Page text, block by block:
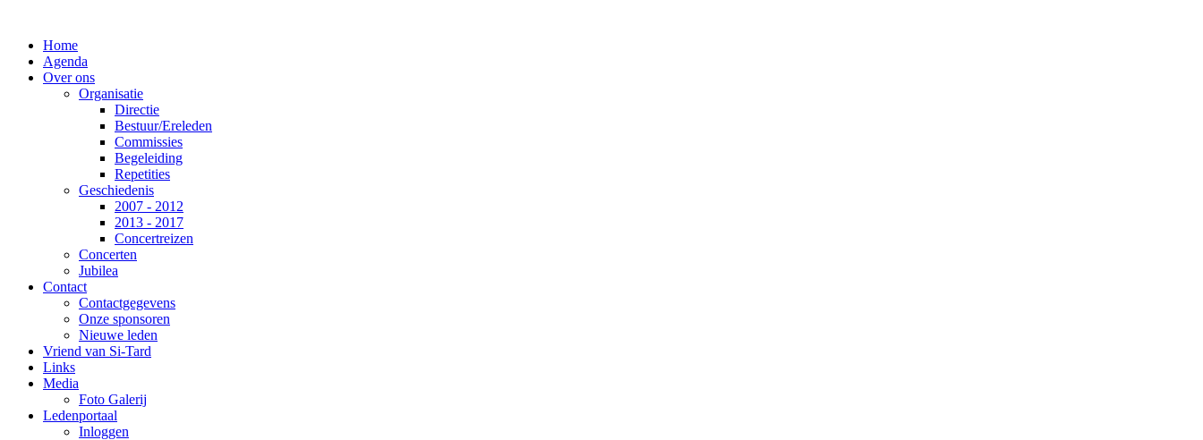
Home
Agenda
Over ons
Organisatie
Directie
Bestuur/Ereleden
Commissies
Begeleiding
Repetities
Geschiedenis
2007 - 2012
2013 - 2017
Concertreizen
Concerten
Jubilea
Contact
Contactgegevens
Onze sponsoren
Nieuwe leden
Vriend van Si-Tard
Links
Media
Foto Galerij
Ledenportaal
Inloggen